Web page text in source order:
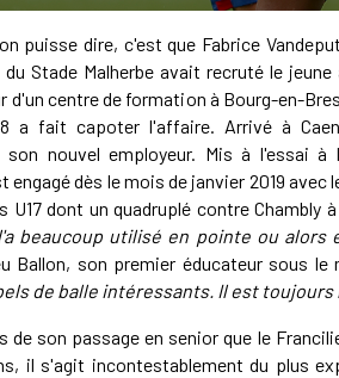
puisse dire, c'est que Fabrice
Stade Malherbe avait recruté le
d'un centre de formation à Bourg-en-
a fait capoter l'affaire. Arrivé à
son nouvel employeur. Mis à l'essai
engagé dès le mois de janvier 2019
U17 dont un quadruplé contre Chambly
beaucoup utilisé en pointe ou
Ballon, son premier éducateur sous
de balle intéressants. Il est
de son passage en senior que le
il s'agit incontestablement du plus